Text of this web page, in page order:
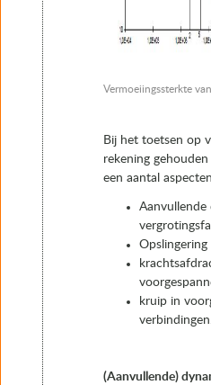
Vermoeiingssterkte
Bij het toetsen op
rekening
een aantal
Aanvullende
kruip in
verbindingen.
(Aanvullende)